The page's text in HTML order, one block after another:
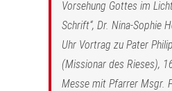
Vorsehung Gottes im
Schrift“, Dr. Nina-Sophie
Uhr Vortrag zu Pater
(Missionar des Rieses),
Messe mit Pfarrer Msgr.